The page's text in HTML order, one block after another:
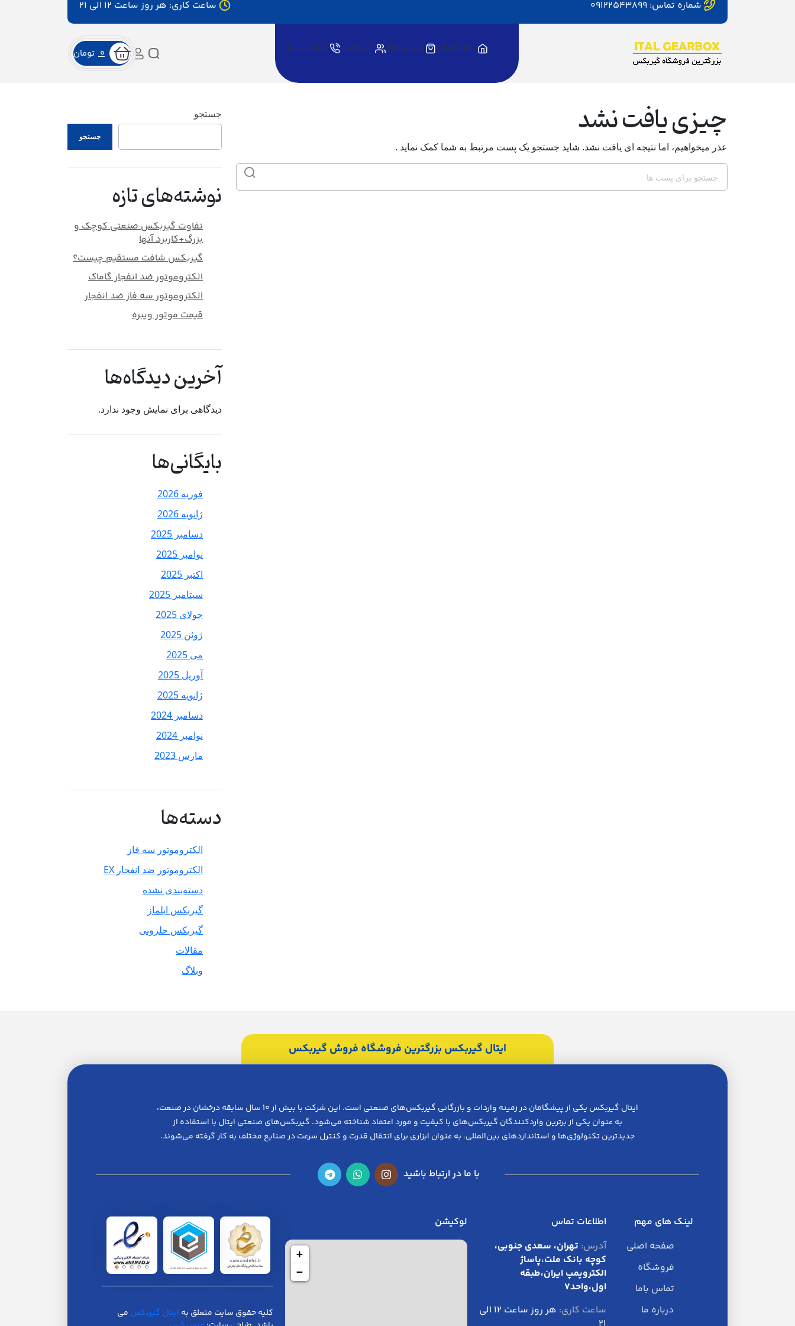
شماره تماس: ۰۹۱۲۲۵۴۳۸۹۹ ساعت کاری: هر روز ساعت ۱۲ الی ۲۱
خانه اصلی محصولات درباره ما تماس با ما 0 تومان
چیزی یافت نشد
عذر میخواهیم، اما نتیجه ای یافت نشد. شاید جستجو یک پست مرتبط به شما کمک نماید .
جستجو
جستجو
نوشته‌های تازه
تفاوت گیربکس صنعتی کوچک و
بزرگ+کاربرد آنها
گیربکس شافت مستقیم چیست؟
الکتروموتور ضد انفجار گاماک
الکتروموتور سه فاز ضد انفجار
قیمت موتور ویبره
آخرین دیدگاه‌ها
دیدگاهی برای نمایش وجود ندارد.
بایگانی‌ها
فوریه 2026
ژانویه 2026
دسامبر 2025
نوامبر 2025
اکتبر 2025
سپتامبر 2025
جولای 2025
ژوئن 2025
می 2025
آوریل 2025
ژانویه 2025
دسامبر 2024
نوامبر 2024
مارس 2023
دسته‌ها
الکتروموتور سه فاز
الکتروموتور ضد انفجار EX
دسته‌بندی نشده
گیربکس ایلماز
گیربکس حلزونی
مقالات
وبلاگ
ایتال گیربکس بزرگترین فروشگاه فروش گیربکس
ایتال گیربکس یکی از پیشگامان در زمینه واردات و بازرگانی گیربکس‌های صنعتی است. این شرکت با بیش از ۱۰ سال سابقه درخشان در صنعت،
به عنوان یکی از برترین واردکنندگان گیربکس‌های با کیفیت و مورد اعتماد شناخته می‌شود. گیربکس‌های صنعتی ایتال با استفاده از
جدیدترین تکنولوژی‌ها و استانداردهای بین‌المللی، به عنوان ابزاری برای انتقال قدرت و کنترل سرعت در صنایع مختلف به کار گرفته می‌شوند.
با ما در ارتباط باشید
لینک های مهم
صفحه اصلی
فروشگاه
تماس باما
درباره ما
اطلاعات تماس
آدرس: تهران، سعدی جنوبی،
کوچه بانک ملت،پاساژ
الکتروپمپ ایران،طبقه
اول،واحد7
ساعت کاری:
هر روز ساعت ۱۲ الی
لوکیشن
+
−
کلیه حقوق سایت متعلق به ایتال گیربکس می